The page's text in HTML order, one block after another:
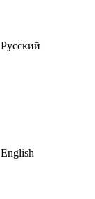
Русский
English